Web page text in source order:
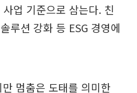
업 기준으로 삼는다. 친
루션 강화 등 ESG 경영에
멈춤은 도태를 의미한